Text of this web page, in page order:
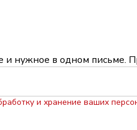
и нужное в одном письме.
и хранение ваших